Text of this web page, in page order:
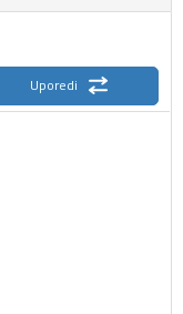
Uporedi